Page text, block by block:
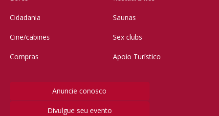
Cidadania
Cine/cabines
Compras
Saunas
Sex clubs
Apoio Turístico
Anuncie conosco
Divulgue seu evento